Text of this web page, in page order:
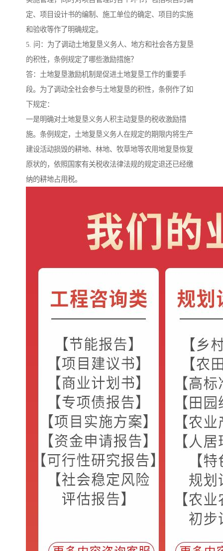
定、项目设计书的编制、施工单位的确定、项目的实施
和验收等作了明确规定。
5. 问：为了调动土地复垦义务人、地方和社会各方复垦
的积性，条例规定了哪些激励措施？
答：土地复垦激励机制是促进土地复垦工作的重要手
段。为了调动全社会参与土地复垦的积性，条例作了如
下规定：
一是明确对土地复垦义务人积主动复垦的税收激励措
施。条例规定，土地复垦义务人在规定的期限内将生产
建设活动损毁的耕地、林地、牧草地等农用地复垦恢复
原状的，依照国家有关税收法律法规的规定退还已经缴
纳的耕地占用税。